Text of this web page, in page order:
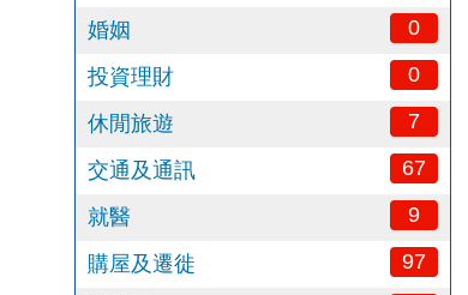
婚姻 0
投資理財 0
休閒旅遊 7
交通及通訊 67
就醫 9
購屋及遷徙 97